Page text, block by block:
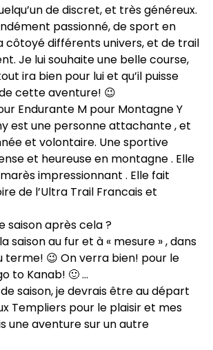
de discret, et très généreux.
passionné, de sport en
côtoyé différents univers, et de trail
Je lui souhaite une belle course,
ira bien pour lui et qu’il puisse
cette aventure! 😉
Endurante M pour Montagne Y
est une personne attachante , et
et volontaire. Une sportive
et heureuse en montagne . Elle
impressionnant . Elle fait
de l’Ultra Trail Francais et
saison après cela ?
saison au fur et à « mesure » , dans
terme! 😉 On verra bien! pour le
to Kanab! 🙂 …
de saison, je devrais être au départ
Templiers pour le plaisir et mes
une aventure sur un autre